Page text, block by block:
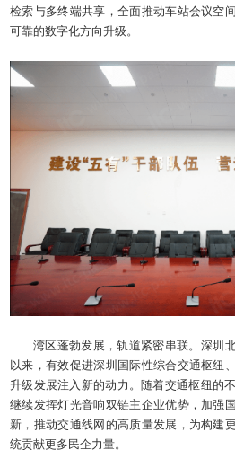
检索与多终端共享，全面推动车站会议空
可靠的数字化方向升级。
湾区蓬勃发展，轨道紧密串联。深圳
以来，有效促进深圳国际性综合交通枢纽
升级发展注入新的动力。随着交通枢纽的
继续发挥灯光音响双链主企业优势，加强
新，推动交通线网的高质量发展，为构建
统贡献更多民企力量。